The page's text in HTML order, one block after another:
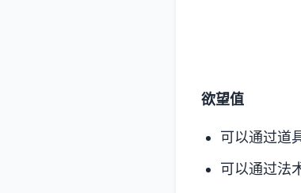
欲望值
可以通过道
可以通过法